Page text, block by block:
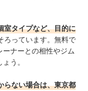
室タイプなど、目的に
ろっています。無料で
ナーとの相性やジム
う。
らない場合は、東京都